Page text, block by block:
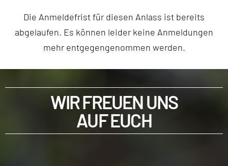
Die Anmeldefrist für diesen Anlass ist bereits
abgelaufen. Es können leider keine Anmeldungen
mehr entgegengenommen werden.
WIR FREUEN UNS
AUF EUCH